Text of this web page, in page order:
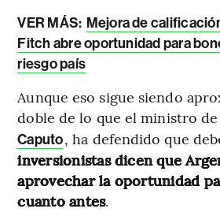
VER MÁS: Mejora de
Fitch abre oportunidad para
riesgo país
Aunque eso sigue siendo
doble de lo que el ministro
Caputo, ha defendido que
inversionistas dicen que
aprovechar la oportunidad
cuanto antes.